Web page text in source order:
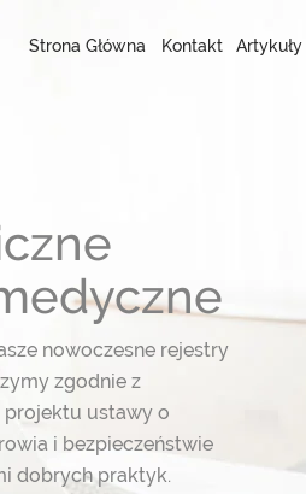
Strona Główna Kontakt Artykuły
nowoczesne rejestry
zgodnie z
projektu ustawy o
i bezpieczeństwie
dobrych praktyk.